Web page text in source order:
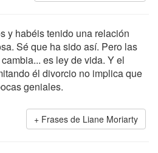
y habéis tenido una relación
Sé que ha sido así. Pero las
es ley de vida. Y el
él divorcio no implica que
geniales.
Frases de Liane Moriarty